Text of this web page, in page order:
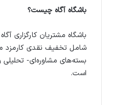
باشگاه آگاه چیست؟
باشگاه مشتریان کارگزاری
شامل تخفیف نقدی کارمزد
بسته‌های مشاوره‌ای-
است.